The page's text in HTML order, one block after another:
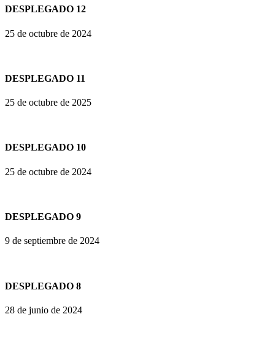
DESPLEGADO 12
25 de octubre de 2024
DESPLEGADO 11
25 de octubre de 2025
DESPLEGADO 10
25 de octubre de 2024
DESPLEGADO 9
9 de septiembre de 2024
DESPLEGADO 8
28 de junio de 2024